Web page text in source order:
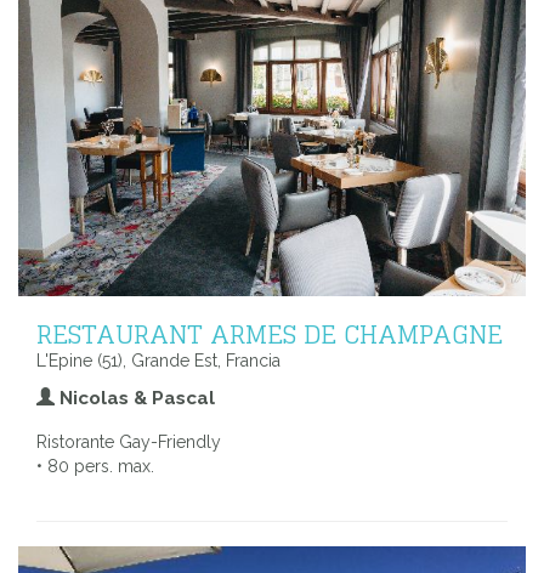
RESTAURANT ARMES DE CHAMPAGNE
L'Epine (51), Grande Est, Francia
Nicolas & Pascal
Ristorante Gay-Friendly
• 80 pers. max.